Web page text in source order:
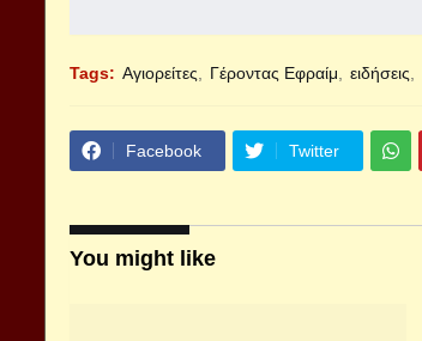
Tags: Αγιορείτες Γέροντας Εφραίμ ειδήσεις
Facebook Twitter
You might like